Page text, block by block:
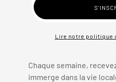
Lire notre politique
Chaque semaine,
immerge dans la vie